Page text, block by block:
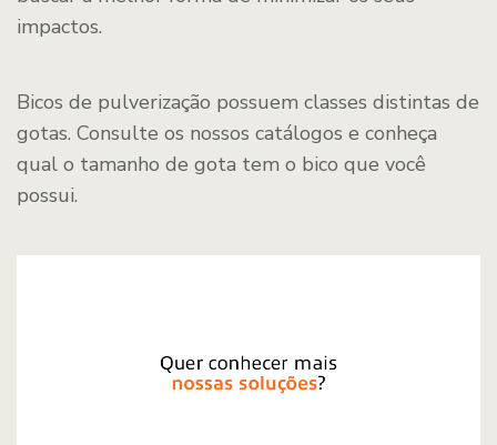
impactos.
Bicos de pulverização possuem classes distintas de
gotas. Consulte os nossos catálogos e conheça
qual o tamanho de gota tem o bico que você
possui.